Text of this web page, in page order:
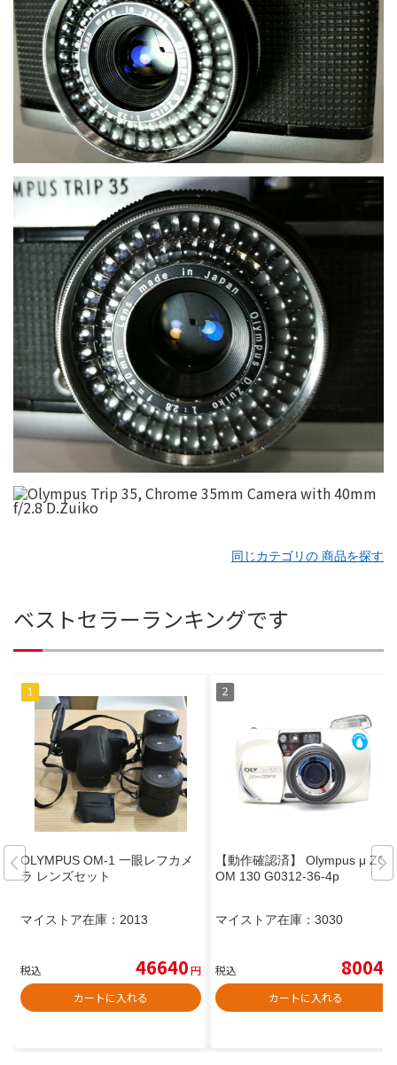
同じカテゴリの 商品を探す
ベストセラーランキングです
OLYMPUS OM-1 一眼レフカメ
ラ レンズセット
マイストア在庫： 2013
税込 46640円
カートに入れる
【動作確認済】 Olympus μ ZO
OM 130 G0312-36-4p
マイストア在庫： 3030
税込 8004
カートに入れる